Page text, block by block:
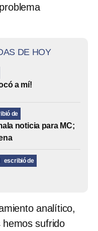
DE HOY
a mí!
de
noticia para MC;
escribió de
analítico,
sufrido